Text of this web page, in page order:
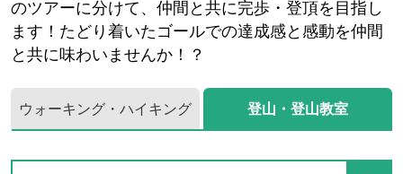
のツアーに分けて、仲間と共に完歩・登頂を目指し
ます！たどり着いたゴールでの達成感と感動を仲間
と共に味わいませんか！？
ウォーキング・ハイキング 登山・登山教室